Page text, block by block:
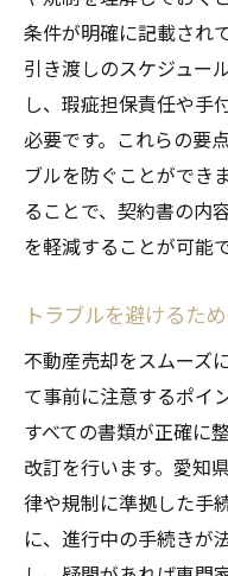
条件が明確に記載され
引き渡しのスケジュー
し、瑕疵担保責任や手
必要です。これらの要
ブルを防ぐことができ
ることで、契約書の内
を軽減することが可能で
トラブルを避けるた
不動産売却をスムーズ
て事前に注意するポイ
すべての書類が正確に
改訂を行います。愛知
律や規制に準拠した手
に、進行中の手続きが